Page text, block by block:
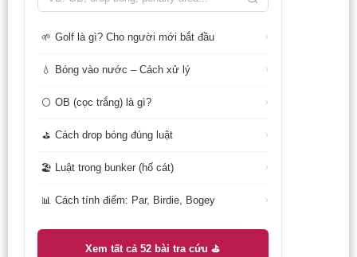
🌱 Golf là gì? Cho người mới bắt đầu ›
💧 Bóng vào nước – Cách xử lý ›
⚪ OB (cọc trắng) là gì? ›
⛳ Cách drop bóng đúng luật ›
🏖️ Luật trong bunker (hố cát) ›
📊 Cách tính điểm: Par, Birdie, Bogey ›
Xem tất cả 52 bài tra cứu ⛳